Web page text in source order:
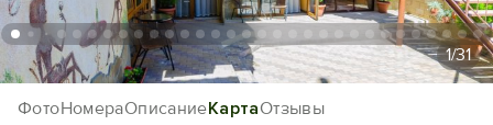
Добавить свой объект
ФотоНомераОписаниеКартаОтзывы
1/31